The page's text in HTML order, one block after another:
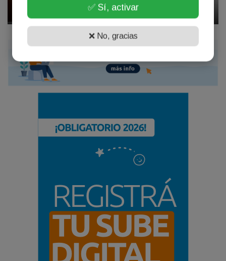
✅ Sí, activar
❌ No, gracias